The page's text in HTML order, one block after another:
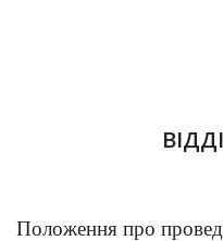
Положення про